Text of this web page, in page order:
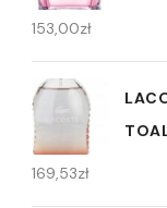
153,00zł
169,53zł